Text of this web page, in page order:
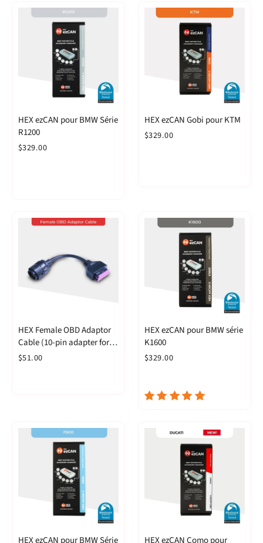
HEX ezCAN pour BMW Série
R1200
$329.00
HEX ezCAN Gobi pour KTM
$329.00
HEX Female OBD Adaptor
Cable (10-pin adapter for
OBD-II GS-911)
$51.00
HEX ezCAN pour BMW série
K1600
$329.00
HEX ezCAN pour BMW Série HEX ezCAN Como pour